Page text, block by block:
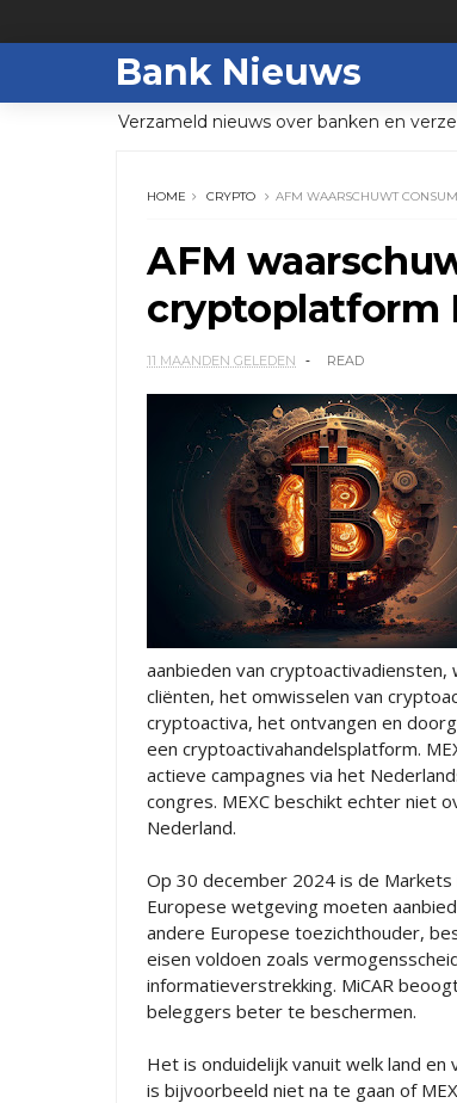
Bank Nieuws
Verzameld nieuws over banken en
HOME CRYPTO AFM WAARSCHUWT
AFM
cryptoplatform
11 MAANDEN GELEDEN READ
aanbieden van
cliënten, het omwisselen van
cryptoactiva, het ontvangen en
een cryptoactivahandelsplatform.
actieve campagnes via het
congres. MEXC beschikt echter niet
Nederland.
Op 30 december 2024 is de
Europese wetgeving moeten
andere Europese toezichthouder,
eisen voldoen zoals
informatieverstrekking. MiCAR
beleggers beter te beschermen.
Het is onduidelijk vanuit welk land
is bijvoorbeeld niet na te gaan of